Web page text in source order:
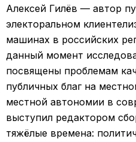
Алексей Гилёв — автор
электоральном
машинах в российских
данный момент
посвящены проблемам
публичных благ на
местной автономии в
выступил редактором
тяжёлые времена: